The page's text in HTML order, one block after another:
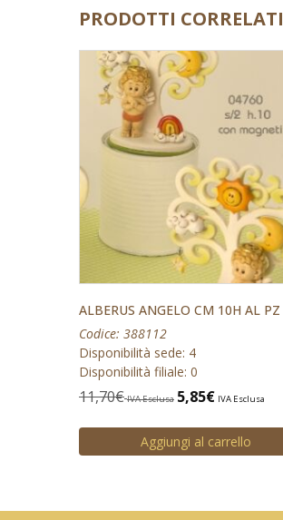
PRODOTTI CORRELATI
ALBERUS ANGELO CM 10H AL PZ
Codice: 388112
Disponibilità sede: 4
Disponibilità filiale: 0
11,70€ IVA Esclusa 5,85€ IVA Esclusa
Aggiungi al carrello